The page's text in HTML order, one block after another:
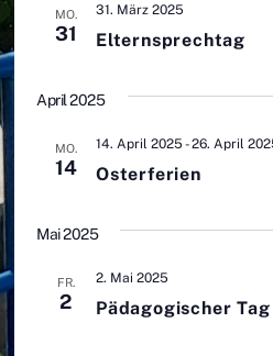
MO.
31 Elternsprechtag
31. März 2025
April 2025
MO.
14 Osterferien
14. April 2025 -26. April
Mai 2025
FR.
2 Pädagogischer
2. Mai 2025